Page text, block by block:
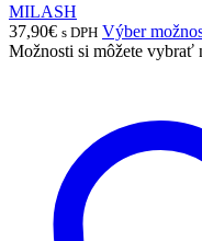
MILASH
37,90€ s DPH Výber
Možnosti si môžete vybrať